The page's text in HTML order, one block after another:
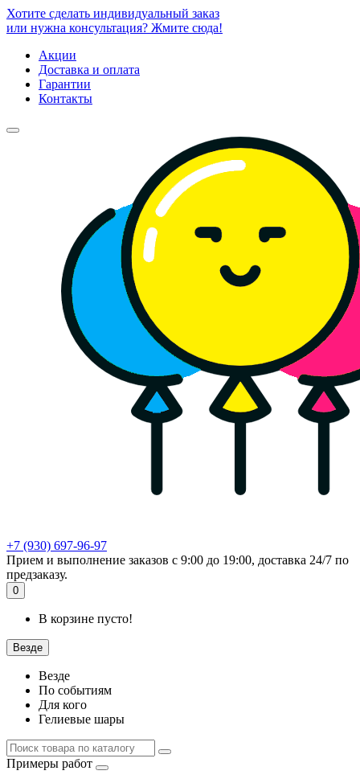
Хотите сделать индивидуальный заказ
или нужна консультация? Жмите сюда!
Акции
Доставка и оплата
Гарантии
Контакты
+7 (930) 697-96-97
Прием и выполнение заказов с 9:00 до 19:00, доставка 24/7 по
предзаказу.
0
В корзине пусто!
Везде
Везде
По событиям
Для кого
Гелиевые шары
Примеры работ